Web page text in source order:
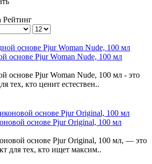
Рейтинг
основе Pjur Woman Nude, 100 мл
основе Pjur Woman Nude, 100 мл - это
тех, кто ценит естествен..
основе Pjur Original, 100 мл
основе Pjur Original, 100 мл, — это
для тех, кто ищет максим..